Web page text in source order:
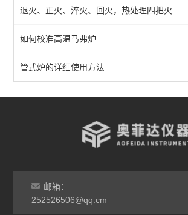
1400℃气氛炉
1700℃气氛炉
真空气氛炉
查看全部 >>
退火、正火、淬火、回火，热处理四把火
如何校准高温马弗炉
管式炉的详细使用方法
邮箱：
252526506@qq.cm